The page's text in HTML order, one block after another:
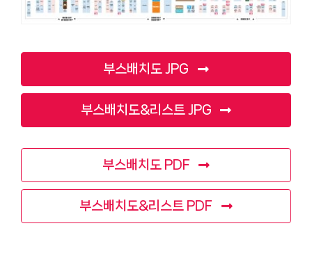
부스배치도 JPG
부스배치도&리스트 JPG
부스배치도 PDF
부스배치도&리스트 PDF